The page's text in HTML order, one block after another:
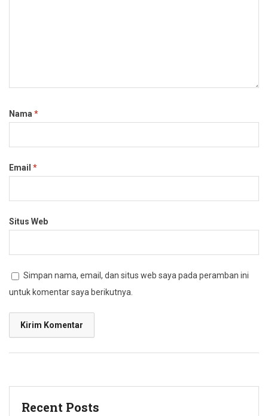
Nama *
Email *
Situs Web
Simpan nama, email, dan situs web saya pada peramban ini
untuk komentar saya berikutnya.
Recent Posts